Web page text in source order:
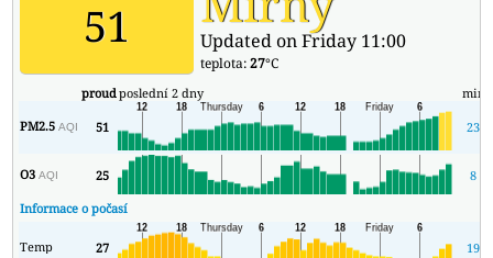
51 Updated on Friday 11:00
teplota:27°C
proudposlední 2 dny min
PM2.5AQI 51 23
O3AQI 25
8
Informace o počasí
Temp 27 19